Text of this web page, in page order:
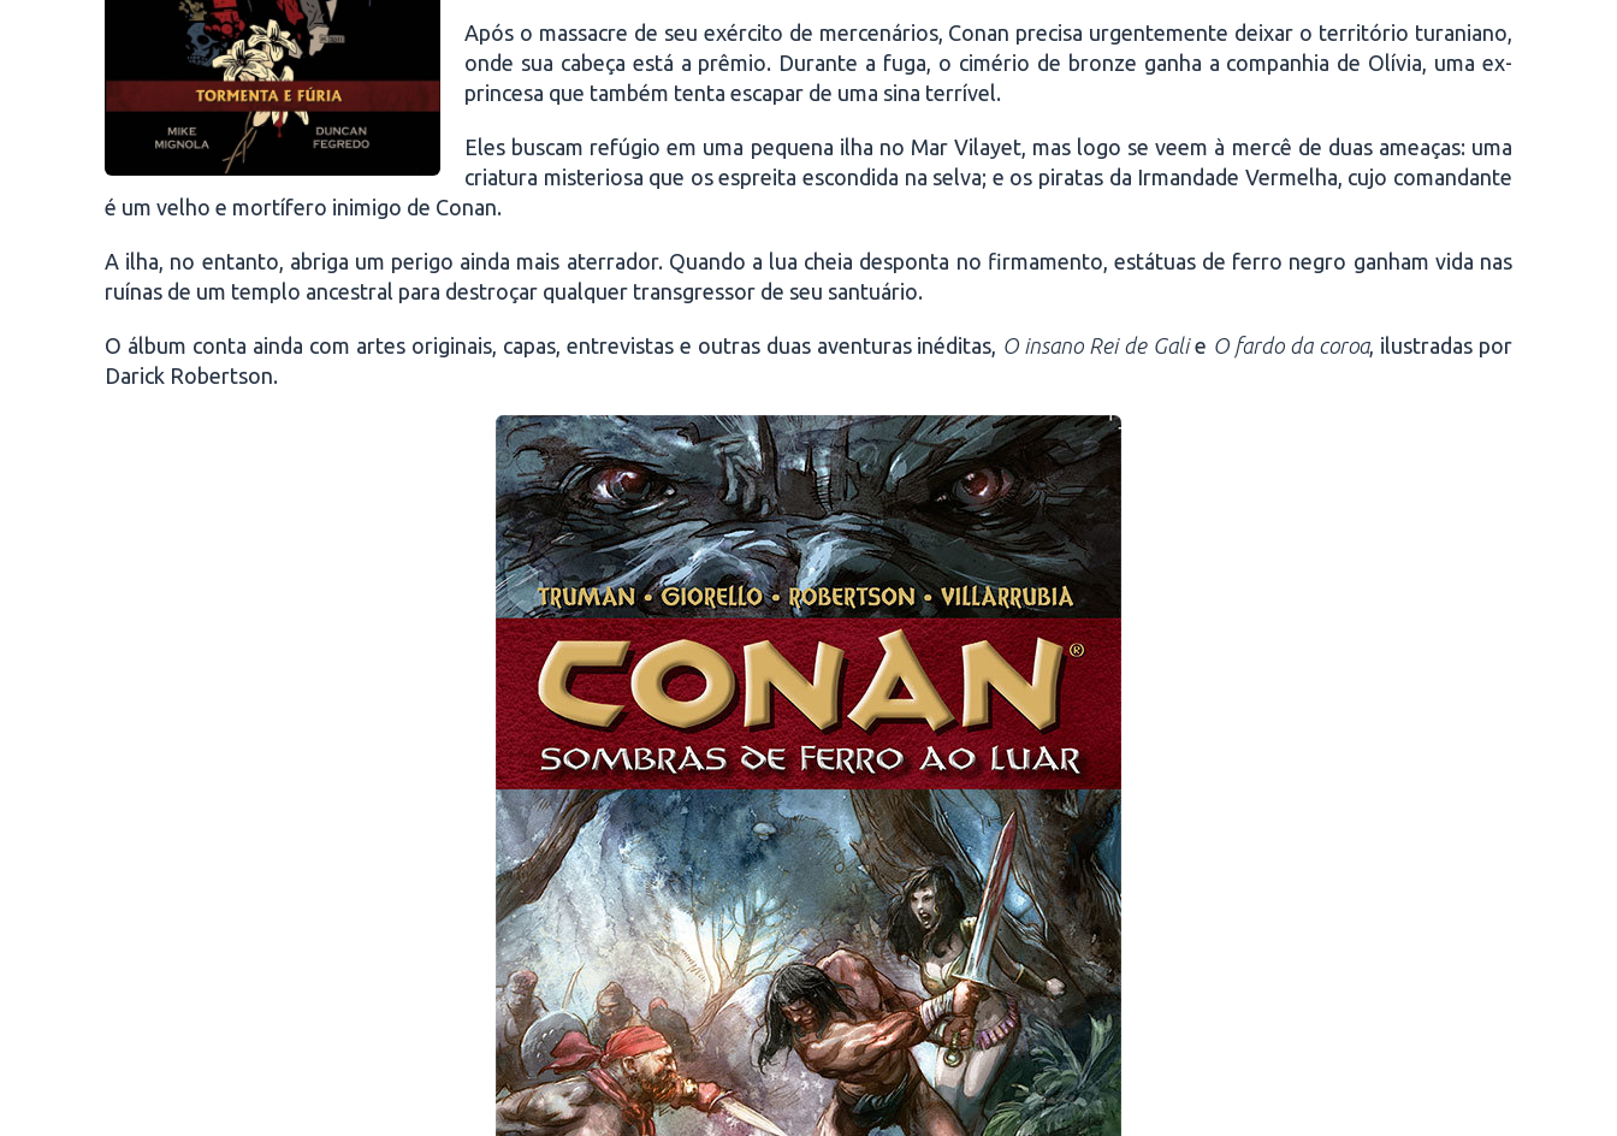
Após o massacre de seu exército de mercenários, Conan precisa urgentemente deixar o território turaniano,
onde sua cabeça está a prêmio. Durante a fuga, o cimério de bronze ganha a companhia de Olívia, uma ex-
princesa que também tenta escapar de uma sina terrível.
Eles buscam refúgio em uma pequena ilha no Mar Vilayet, mas logo se veem à mercê de duas ameaças: uma
criatura misteriosa que os espreita escondida na selva; e os piratas da Irmandade Vermelha, cujo comandante
é um velho e mortífero inimigo de Conan.
A ilha, no entanto, abriga um perigo ainda mais aterrador. Quando a lua cheia desponta no firmamento, estátuas de ferro negro ganham vida nas
ruínas de um templo ancestral para destroçar qualquer transgressor de seu santuário.
O álbum conta ainda com artes originais, capas, entrevistas e outras duas aventuras inéditas, O insano Rei de Galie O fardo da coroa, ilustradas por
Darick Robertson.